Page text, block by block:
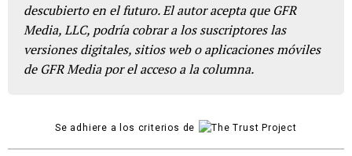
descubierto en el futuro. El autor acepta que GFR
Media, LLC, podría cobrar a los suscriptores las
versiones digitales, sitios web o aplicaciones móviles
de GFR Media por el acceso a la columna.
Se adhiere a los criterios de